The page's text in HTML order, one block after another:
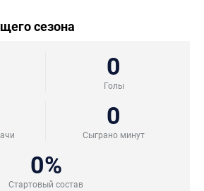
сезона
0
Голы
0
Сыграно минут
0%
Стартовый состав